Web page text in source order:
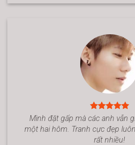
Mình đặt gấp mà các anh vẫn
một hai hôm. Tranh cực đẹp
rất nhiều!